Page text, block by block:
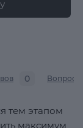
0 Вопросы
тем этапом
максимум